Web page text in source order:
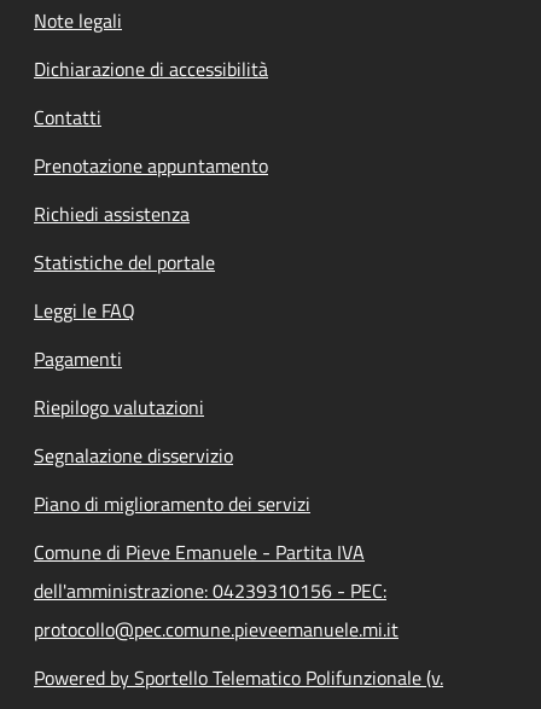
Note legali
Dichiarazione di accessibilità
Contatti
Prenotazione appuntamento
Richiedi assistenza
Statistiche del portale
Leggi le FAQ
Pagamenti
Riepilogo valutazioni
Segnalazione disservizio
Piano di miglioramento dei servizi
Comune di Pieve Emanuele - Partita IVA
dell'amministrazione: 04239310156 - PEC:
protocollo@pec.comune.pieveemanuele.mi.it
Powered by Sportello Telematico Polifunzionale (v.